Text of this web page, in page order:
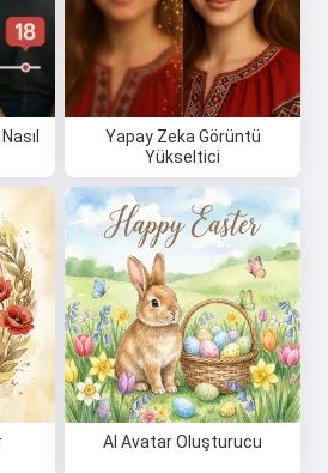
Yapay Zeka Görüntü
Yükseltici
AI Avatar Oluşturucu
Ücretsiz dene
ediyorum: Hizmet Koşulları,
Politikası